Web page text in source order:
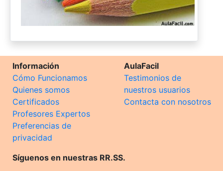
Información
Cómo Funcionamos
Quienes somos
Certificados
Profesores Expertos
Preferencias de
privacidad
AulaFacil
Testimonios de
nuestros usuarios
Contacta con nosotros
Síguenos en nuestras RR.SS.